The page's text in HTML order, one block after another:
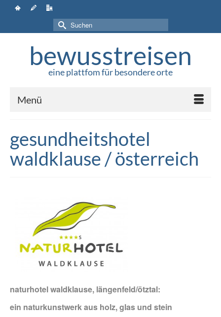
Suchen
nach:
bewusstreisen
eine plattfom für besondere orte
Menü
gesundheitshotel
waldklause / österreich
naturhotel waldklause, längenfeld/ötztal:
ein naturkunstwerk aus holz, glas und stein